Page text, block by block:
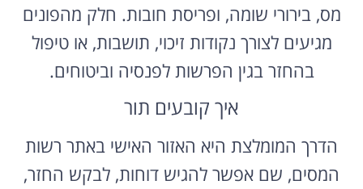
מס, בירורי שומה, ופריסת חובות. חלק מהפונים
מגיעים לצורך נקודות זיכוי, תושבות, או טיפול
בהחזר בגין הפרשות לפנסיה וביטוחים.
איך קובעים תור
הדרך המומלצת היא האזור האישי באתר רשות
המסים, שם אפשר להגיש דוחות, לבקש החזר,